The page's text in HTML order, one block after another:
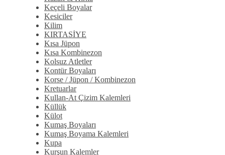
Keçeli Boyalar
Kesiciler
Kilim
KIRTASİYE
Kısa Jüpon
Kısa Kombinezon
Kolsuz Atletler
Kontür Boyaları
Korse / Jüpon / Kombinezon
Kretuarlar
Kullan-At Çizim Kalemleri
Küllük
Külot
Kumaş Boyaları
Kumaş Boyama Kalemleri
Kupa
Kurşun Kalemler